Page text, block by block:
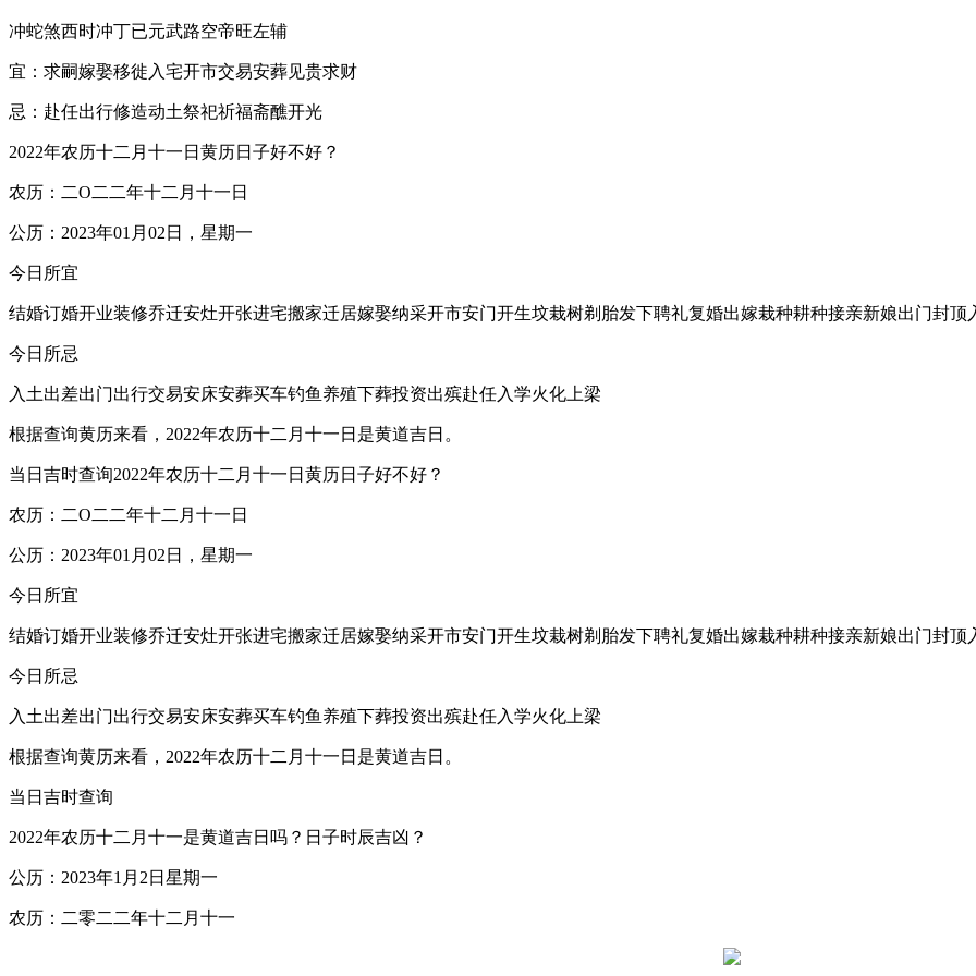
冲蛇煞西时冲丁已元武路空帝旺左辅
宜：求嗣嫁娶移徙入宅开市交易安葬见贵求财
忌：赴任出行修造动土祭祀祈福斋醮开光
2022年农历十二月十一日黄历日子好不好？
农历：二O二二年十二月十一日
公历：2023年01月02日，星期一
今日所宜
结婚订婚开业装修乔迁安灶开张进宅搬家迁居嫁娶纳采开市安门开生坟栽树剃胎发下聘礼复婚出嫁栽种耕种接亲新娘出门封顶
今日所忌
入土出差出门出行交易安床安葬买车钓鱼养殖下葬投资出殡赴任入学火化上梁
根据查询黄历来看，2022年农历十二月十一日是黄道吉日。
当日吉时查询2022年农历十二月十一日黄历日子好不好？
农历：二O二二年十二月十一日
公历：2023年01月02日，星期一
今日所宜
结婚订婚开业装修乔迁安灶开张进宅搬家迁居嫁娶纳采开市安门开生坟栽树剃胎发下聘礼复婚出嫁栽种耕种接亲新娘出门封顶
今日所忌
入土出差出门出行交易安床安葬买车钓鱼养殖下葬投资出殡赴任入学火化上梁
根据查询黄历来看，2022年农历十二月十一日是黄道吉日。
当日吉时查询
2022年农历十二月十一是黄道吉日吗？日子时辰吉凶？
公历：2023年1月2日星期一
农历：二零二二年十二月十一